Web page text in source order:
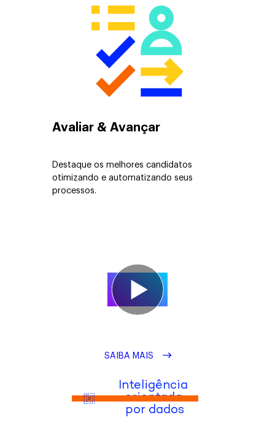
Inteligência
orientada
por dados
Avaliar & Avançar
Destaque os melhores candidatos
otimizando e automatizando seus
processos.
SAIBA MAIS